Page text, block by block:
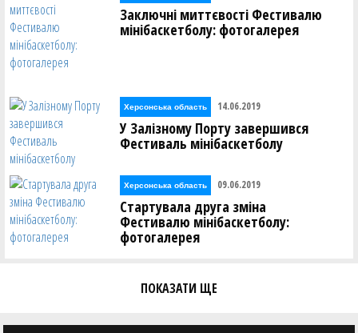
Заключні миттєвості Фестивалю
мінібаскетболу: фотогалерея
Херсонська область 14.06.2019
У Залізному Порту завершився
Фестиваль мінібаскетболу
Херсонська область 09.06.2019
Стартувала друга зміна
Фестивалю мінібаскетболу:
фотогалерея
ПОКАЗАТИ ЩЕ